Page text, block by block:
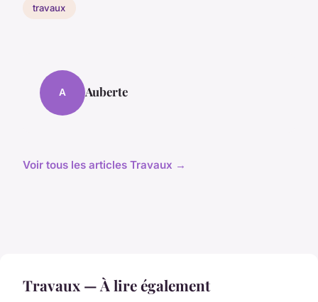
travaux
A Auberte
Voir tous les articles Travaux →
Travaux — À lire également